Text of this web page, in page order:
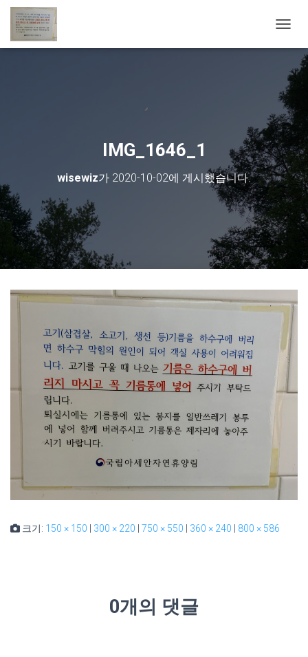
IMG_1646_1
wisewiz가 2020-10-02에 게시했습니다.
크기: 150 × 150 300 × 220 750 × 550 360 × 240 800 × 586
0개의 댓글